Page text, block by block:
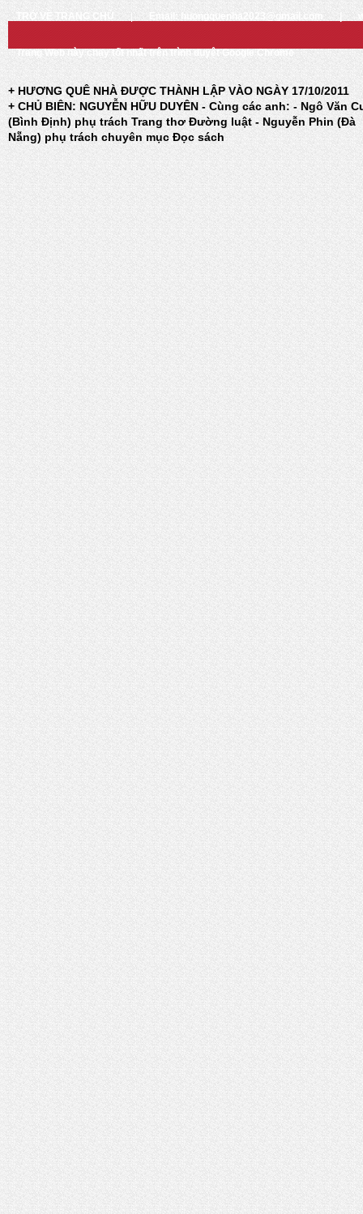
TRỞ VỀ TRANG CHỦ Email: huongquenha2023@gmail.com
Trang Web này chạy tốt nhất trên trình duyệt Google Chrome
+ HƯƠNG QUÊ NHÀ ĐƯỢC THÀNH LẬP VÀO NGÀY 17/10/2011
+ CHỦ BIÊN: NGUYỄN HỮU DUYÊN - Cùng các anh: - Ngô Văn
(Bình Định) phụ trách Trang thơ Đường luật - Nguyễn Phin (Đà
Nẵng) phụ trách chuyên mục Đọc sách